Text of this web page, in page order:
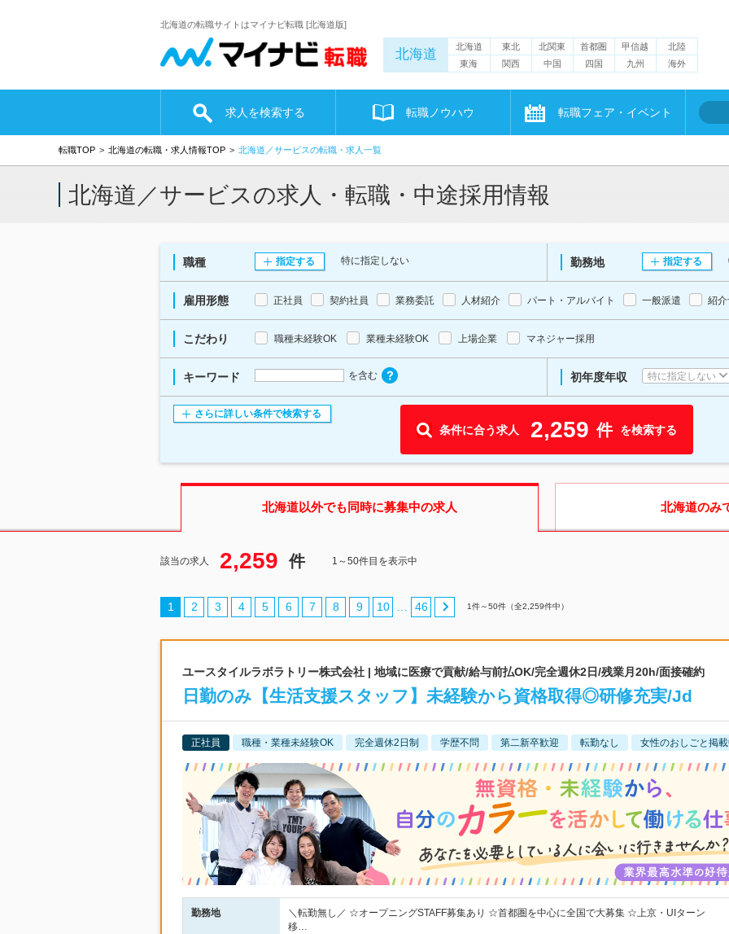
北海道の転職サイトはマイナビ転職 [北海道版]
北海道 北海道 東北 北関東 首都圏 甲信越
北陸
東海
関西 中国 四国 九州 海外
求人を検索する 転職ノウハウ 転職フェア・イベント
転職TOP 北海道の転職・求人情報TOP 北海道／サービスの転職・求人一覧
北海道／サービスの求人・転職・中途採用情報
職種 指定する 特に指定しない 勤務地 指定する
雇用形態 正社員 契約社員 業務委託 人材紹介 パート・アルバイト 一般派遣 紹
こだわり 職種未経験OK 業種未経験OK 上場企業 マネジャー採用
キーワード を含む 初年度年収 特に指定しない
さらに詳しい条件で検索する
条件に合う求人 2,259 件 を検索する
北海道以外でも同時に募集中の求人 北海道のみ
該当の求人 2,259 件 1～50件目を表示中
1 2 3 4 5 6 7 8 9 10 … 46 1件～50件（全2,259件中）
ユースタイルラボラトリー株式会社 | 地域に医療で貢献/給与前払OK/完全週休2日/残業月20h/面接確約
日勤のみ【生活支援スタッフ】未経験から資格取得◎研修充実/Jd
正社員 職種・業種未経験OK 完全週休2日制 学歴不問 第二新卒歓迎 転勤なし 女性のおしごと掲
勤務地
＼転勤無し／ ☆オープニングSTAFF募集あり ☆首都圏を中心に全国で大募集 ☆上京・UIターン
移…